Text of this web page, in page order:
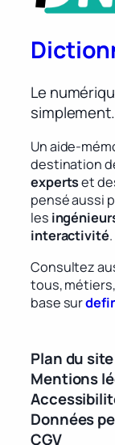
Le
simplement.
Un aide-
destination
expertset
pensé aussi
les
interactivité.
Consultez
tous,
base sur
Plan du site
Mentions
Données
CGV